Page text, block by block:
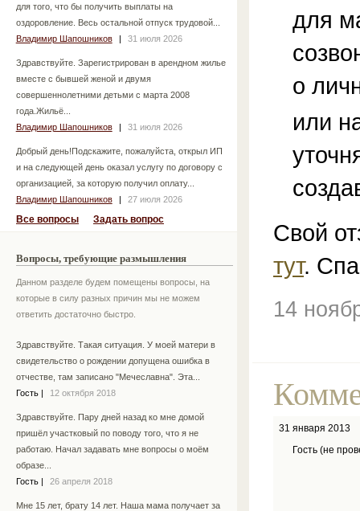
для того, что бы получить выплаты на
оздоровление. Весь остальной отпуск трудовой...
Владимир Шапошников
| 31 июля 2026
Здравствуйте. Зарегистрирован в арендном жилье
вместе с бывшей женой и двумя
совершеннолетними детьми с марта 2008
года.Жильё...
Владимир Шапошников
| 31 июля 2026
Добрый день!Подскажите, пожалуйста, открыл ИП
и на следующей день оказал услугу по договору с
организацией, за которую получил оплату...
Владимир Шапошников
| 27 июля 2026
Все вопросы Задать вопрос
Вопросы, требующие размышления
Данном разделе будем помещены вопросы, на
которые в силу разных причин мы не можем
ответить достаточно быстро.
Здравствуйте. Такая ситуация. У моей матери в
свидетельство о рождении допущена ошибка в
отчестве, там записано "Мечеславна". Эта...
Гость | 12 октября 2018
Здравствуйте. Пару дней назад ко мне домой
пришёл участковый по поводу того, что я не
работаю. Начал задавать мне вопросы о моём
образе...
Гость | 26 апреля 2018
Мне 15 лет, брату 14 лет. Наша мама получает за
для
о
или
Свой
тут.
14
31 января 2013
Гость (не